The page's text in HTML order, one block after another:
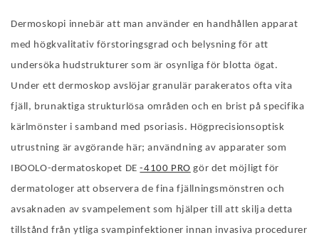
Dermoskopi innebär att man använder en handhållen apparat
med högkvalitativ förstoringsgrad och belysning för att
undersöka hudstrukturer som är osynliga för blotta ögat.
Under ett dermoskop avslöjar granulär parakeratos ofta vita
fjäll, brunaktiga strukturlösa områden och en brist på specifika
kärlmönster i samband med psoriasis. Högprecisionsoptisk
utrustning är avgörande här; användning av apparater som
IBOOLO-dermatoskopet DE-4100 PRO gör det möjligt för
dermatologer att observera de fina fjällningsmönstren och
avsaknaden av svampelement som hjälper till att skilja detta
tillstånd från ytliga svampinfektioner innan invasiva procedurer